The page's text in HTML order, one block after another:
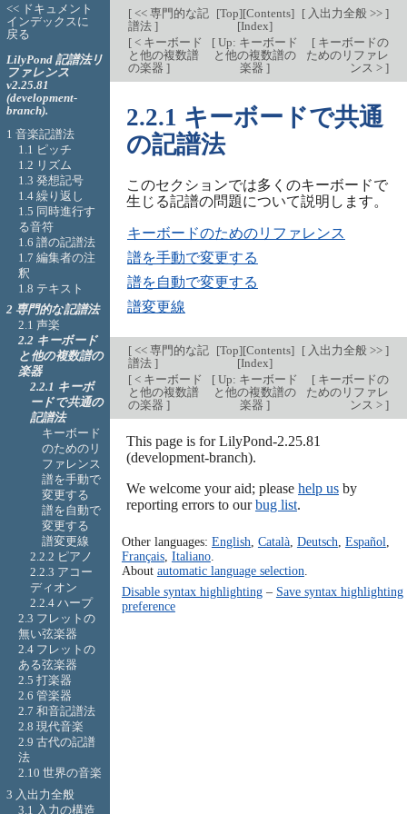
[<< 専門的な記
譜法 ]
[Top][Contents]
[Index]
[入出力全般 >> ]
[< キーボード
と他の複数譜
の楽器 ]
[ Up: キーボード
と他の複数譜の
楽器]
[キーボードの
ためのリファレ
ンス > ]
2.2.1 キーボードで共通
の記譜法
このセクションでは多くのキーボードで
生じる記譜の問題について説明します。
キーボードのためのリファレンス
譜を手動で変更する
譜を自動で変更する
譜変更線
[<< 専門的な記
譜法 ]
[Top][Contents]
[Index]
[入出力全般 >> ]
[< キーボード
と他の複数譜
の楽器 ]
[ Up: キーボード
と他の複数譜の
楽器]
[キーボードの
ためのリファレ
ンス > ]
This page is for LilyPond-2.25.81
(development-branch).
We welcome your aid; please help usby
reporting errors to ourbug list.
Other languages: English Català, Deutsch Español
Français, Italiano.
About automatic language selection
Disable syntax highlighting– Save syntax highlighting
preference
<< ドキュメント
インデックスに
戻る
LilyPond 記譜法リ
ファレンス
v2.25.81
(development-
branch).
1 音楽記譜法
1.1 ピッチ
1.2 リズム
1.3 発想記号
1.4 繰り返し
1.5 同時進行す
る音符
1.6 譜の記譜法
1.7 編集者の注
釈
1.8 テキスト
2 専門的な記譜法
2.1 声楽
2.2 キーボード
と他の複数譜の
楽器
2.2.1 キーボ
ードで共通の
記譜法
キーボード
のためのリ
ファレンス
譜を手動で
変更する
譜を自動で
変更する
譜変更線
2.2.2 ピアノ
2.2.3 アコー
ディオン
2.2.4 ハープ
2.3 フレットの
無い弦楽器
2.4 フレットの
ある弦楽器
2.5 打楽器
2.6 管楽器
2.7 和音記譜法
2.8 現代音楽
2.9 古代の記譜
法
2.10 世界の音楽
3 入出力全般
3.1 入力の構造